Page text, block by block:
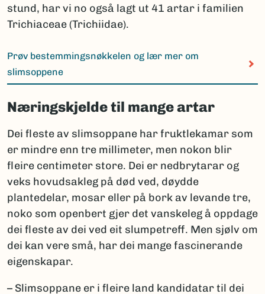
stund, har vi no også lagt ut 41 artar i familien
Trichiaceae (Trichiidae).
Prøv bestemmingsnøkkelen og lær mer om
slimsoppene
Næringskjelde til mange artar
Dei fleste av slimsoppane har fruktlekamar som
er mindre enn tre millimeter, men nokon blir
fleire centimeter store. Dei er nedbrytarar og
veks hovudsakleg på død ved, døydde
plantedelar, mosar eller på bork av levande tre,
noko som openbert gjer det vanskeleg å oppdage
dei fleste av dei ved eit slumpetreff. Men sjølv om
dei kan vere små, har dei mange fascinerande
eigenskapar.
– Slimsoppane er i fleire land kandidatar til dei